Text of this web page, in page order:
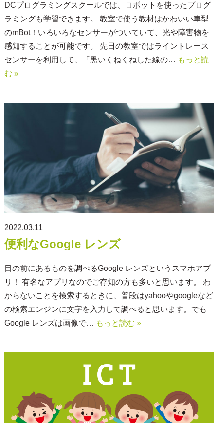
DCプログラミングスクールでは、ロボットを使ったプログ
ラミングも学習できます。 教室で使う教材はかわいい車型
のmBot！いろいろなセンサーがついていて、光や障害物を
感知することが可能です。 先日の教室ではライントレース
センサーを利用して、「黒いくねくねした線の… もっと読
む »
2022.03.11
便利なGoogle レンズ
目の前にあるものを調べるGoogle レンズというスマホアプ
リ！ 有名なアプリなのでご存知の方も多いと思います。 わ
からないことを検索するときに、普段はyahooやgoogleなど
の検索エンジンに文字を入力して調べると思います。でも
Google レンズは画像で… もっと読む »